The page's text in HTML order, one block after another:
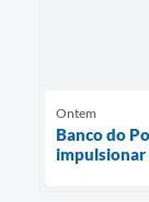
Ontem
Banco do
impulsionar